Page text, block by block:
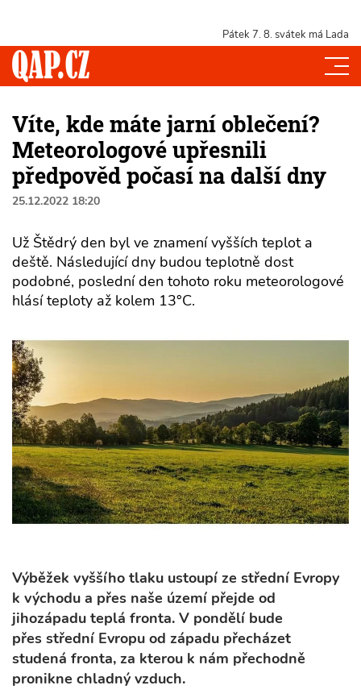
Pátek 7. 8. svátek má Lada
Víte, kde máte jarní oblečení?
Meteorologové upřesnili
předpověd počasí na další dny
25.12.2022 18:20
Už Štědrý den byl ve znamení vyšších teplot a
deště. Následující dny budou teplotně dost
podobné, poslední den tohoto roku meteorologové
hlásí teploty až kolem 13°C.
Výběžek vyššího tlaku ustoupí ze střední Evropy
k východu a přes naše území přejde od
jihozápadu teplá fronta. V pondělí bude
přes střední Evropu od západu přecházet
studená fronta, za kterou k nám přechodně
pronikne chladný vzduch.